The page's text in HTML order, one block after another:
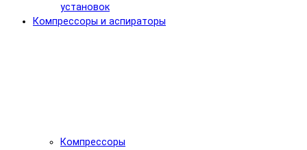
установок
Компрессоры и аспираторы
Компрессоры